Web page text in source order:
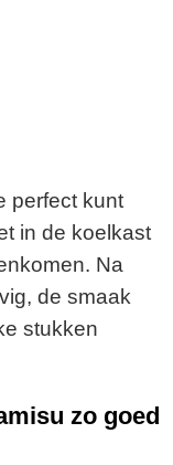
perfect kunt
in de koelkast
Na
de smaak
stukken
zo goed